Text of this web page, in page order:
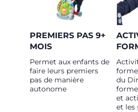
PREMIERS PAS 9+
MOIS
Permet aux enfants de
faire leurs premiers
pas de manière
autonome
du
et
et les